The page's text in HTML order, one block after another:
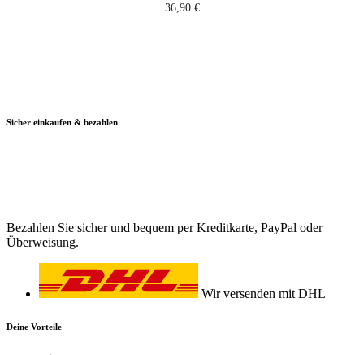
36,90 €
Sicher einkaufen & bezahlen
Bezahlen Sie sicher und bequem per Kreditkarte, PayPal oder
Überweisung.
Wir versenden mit DHL
Deine Vorteile